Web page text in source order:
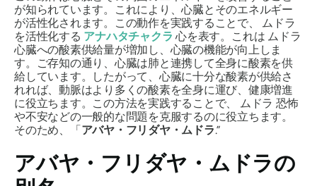
が知られています。これにより、心臓とそのエネルギー
が活性化されます。この動作を実践することで、 ムドラ
を活性化する アナハタチャクラ 心を表す。これは ムドラ
心臓への酸素供給量が増加し、心臓の機能が向上しま
す。ご存知の通り、心臓は肺と連携して全身に酸素を供
給しています。したがって、心臓に十分な酸素が供給さ
れれば、動脈はより多くの酸素を全身に運び、健康増進
に役立ちます。この方法を実践することで、 ムドラ 恐怖
や不安などの一般的な問題を克服するのに役立ちます。
そのため、「アバヤ・フリダヤ・ムドラ.”
アバヤ・フリダヤ・ムドラの